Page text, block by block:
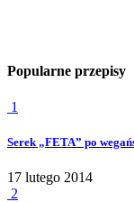
Popularne przepisy
1
Serek „FETA” po
17 lutego 2014
2